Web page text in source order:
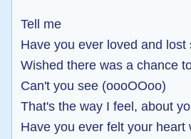
Tell me
Have you ever loved and lost
Wished there was a chance
Can't you see (oooOOoo)
That's the way I feel, about
Have you ever felt your heart